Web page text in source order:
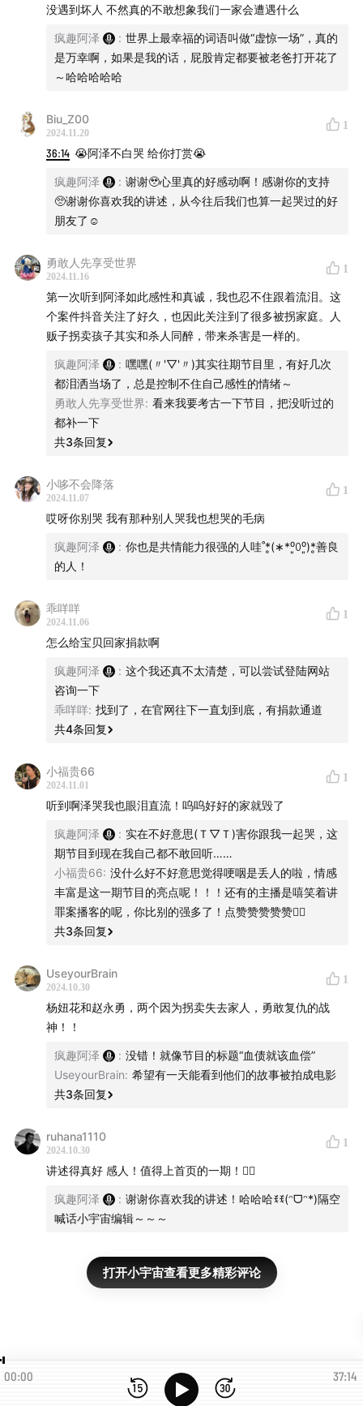
没遇到坏人 不然真的不敢想象我们一家会遭遇什么
疯趣阿泽 : 世界上最幸福的词语叫做“虚惊一场”，真的
是万幸啊，如果是我的话，屁股肯定都要被老爸打开花了
～哈哈哈哈哈
Biu_Z00
2024.11.20
1
36:14 😭阿泽不白哭 给你打赏😭
疯趣阿泽 : 谢谢🥹心里真的好感动啊！感谢你的支持
🥺谢谢你喜欢我的讲述，从今往后我们也算一起哭过的好
朋友了☺️
勇敢人先享受世界
2024.11.16
1
第一次听到阿泽如此感性和真诚，我也忍不住跟着流泪。这
个案件抖音关注了好久，也因此关注到了很多被拐家庭。人
贩子拐卖孩子其实和杀人同醉，带来杀害是一样的。
疯趣阿泽 : 嘿嘿(〃'▽'〃)其实往期节目里，有好几次
都泪洒当场了，总是控制不住自己感性的情绪～
勇敢人先享受世界: 看来我要考古一下节目，把没听过的
都补一下
共3条回复
小哆不会降落
2024.11.07
1
哎呀你别哭 我有那种别人哭我也想哭的毛病
疯趣阿泽 : 你也是共情能力很强的人哇˚*̥(∗*⁰͈꒨⁰͈)*̥善良
的人！
乖咩咩
2024.11.06
1
怎么给宝贝回家捐款啊
疯趣阿泽 : 这个我还真不太清楚，可以尝试登陆网站
咨询一下
乖咩咩: 找到了，在官网往下一直划到底，有捐款通道
共4条回复
小福贵66
2024.11.01
1
听到啊泽哭我也眼泪直流！呜呜好好的家就毁了
疯趣阿泽 : 实在不好意思(Ｔ▽Ｔ)害你跟我一起哭，这
期节目到现在我自己都不敢回听……
小福贵66: 没什么好不好意思觉得哽咽是丢人的啦，情感
丰富是这一期节目的亮点呢！！！还有的主播是嘻笑着讲
罪案播客的呢，你比别的强多了！点赞赞赞赞赞👍🏻
共3条回复
UseyourBrain
2024.10.30
1
杨妞花和赵永勇，两个因为拐卖失去家人，勇敢复仇的战
神！！
疯趣阿泽 : 没错！就像节目的标题“血债就该血偿”
UseyourBrain: 希望有一天能看到他们的故事被拍成电影
共3条回复
ruhana1110
2024.10.30
1
讲述得真好 感人！值得上首页的一期！👍🏻
疯趣阿泽 : 谢谢你喜欢我的讲述！哈哈哈ꉂꉂ(ᵔᗜᵔ*)隔空
喊话小宇宙编辑～～～
打开小宇宙查看更多精彩评论
00:00 37:14